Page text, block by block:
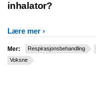
inhalator?
Lære mer
Mer: Respirasjonsbehandling
Voksne